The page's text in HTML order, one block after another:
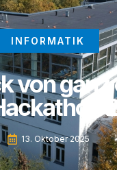
INFORMATIK
von
13. Oktober 2025